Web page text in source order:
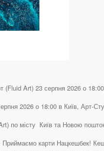
Art) 23 серпня 2026 о
2026 о 18:00 в Київ, Арт-
по місту Київ та Новою
Приймаємо карти Нацкешбек!